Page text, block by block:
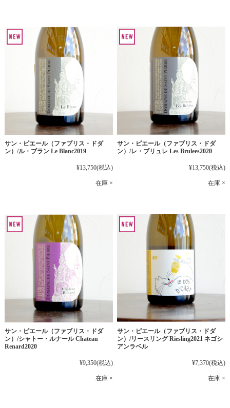
サン・ピエール（ファブリス・ドダ
ン）/ル・ブラン Le Blanc2019
¥13,750(税込)
在庫 ×
サン・ピエール（ファブリス・ドダ
ン）/レ・ブリュレ Les Brulees2020
¥13,750(税込)
在庫 ×
サン・ピエール（ファブリス・ドダ
ン）/シャトー・ルナール Chateau
Renard2020
¥9,350(税込)
在庫 ×
サン・ピエール（ファブリス・ドダ
ン）/リースリング Riesling2021 ネゴシ
アンラベル
¥7,370(税込)
在庫 ×